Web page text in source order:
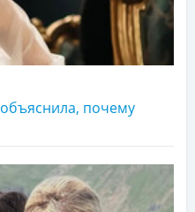
объяснила, почему